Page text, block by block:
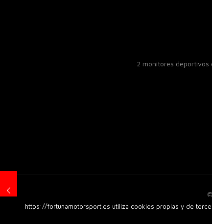
2 monitores deportivos
https://fortunamotorsport.es utiliza cookies propias y de